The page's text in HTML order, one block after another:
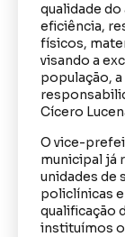
qualidade
eficiência,
físicos,
visando a
população,
Cícero
O vice-
municipal já
unidades de
policlínicas
qualificação
instituímos o